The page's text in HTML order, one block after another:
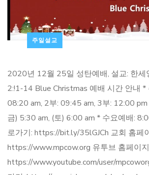
주일설교
2020년 12월 25일 성탄예배, 설교: 한세
2:!1-14 Blue Christmas 예배 시간 안내 *
08:20 am, 2부: 09:45 am, 3부: 12:00
금) 5:30 am, (토) 6:00 am * 수요예배:
로가기: https://bit.ly/35lGJCh 교회 홈페
https://www.mpcow.org 유투브 홈페이
https://www.youtube.com/user/